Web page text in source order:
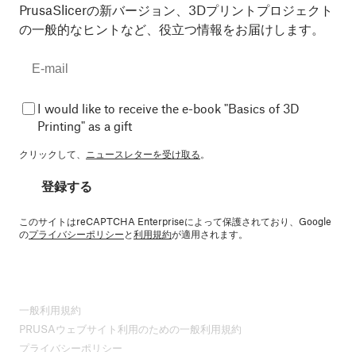
PrusaSlicerの新バージョン、3Dプリントプロジェクト
の一般的なヒントなど、役立つ情報をお届けします。
I would like to receive the e-book "Basics of 3D
Printing" as a gift
クリックして、 ニュースレターを受け取る。
登録する
このサイトはreCAPTCHA Enterpriseによって保護されており、Google
のプライバシーポリシーと利用規約が適用されます。
一般利用規約
PRUSAウェブサイト利用のための一般利用規約
プライバシーポリシー